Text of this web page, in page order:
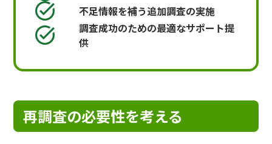
不足情報を補う追加調査の実施
調査成功のための最適なサポート提
供
再調査の必要性を考える